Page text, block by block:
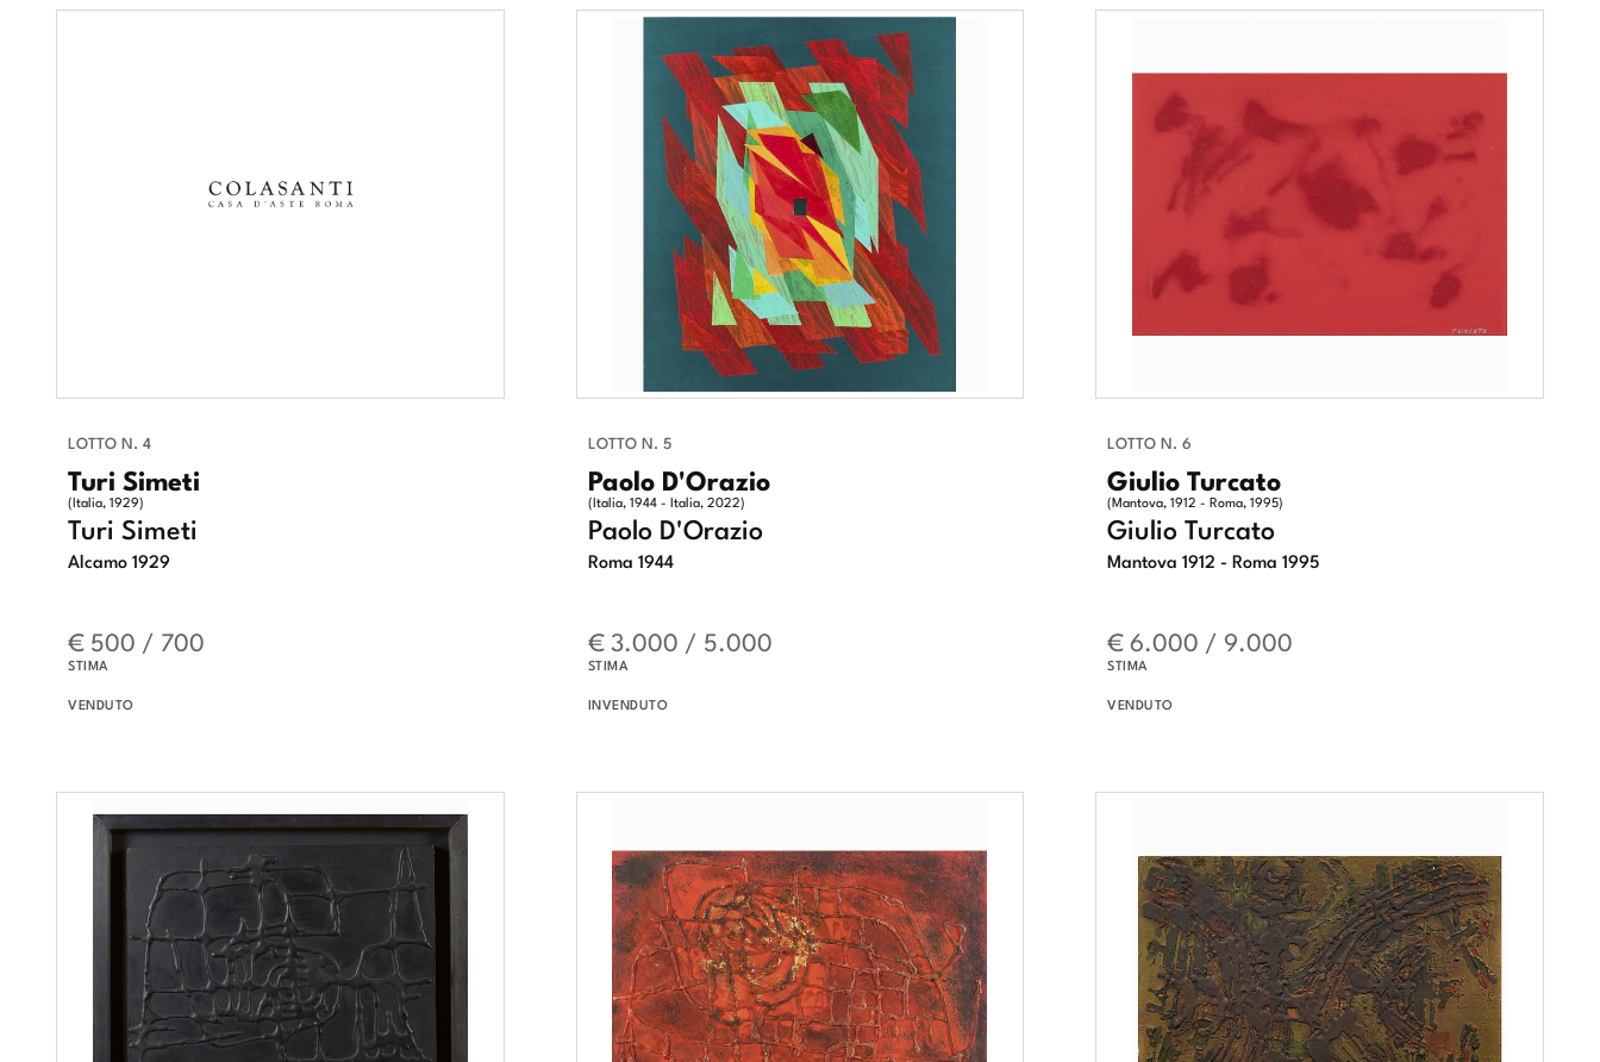
LOTTO N. 4
Turi Simeti
(Italia, 1929)
Turi Simeti
Alcamo 1929
€ 500 / 700
STIMA
VENDUTO
LOTTO N. 5
Paolo D'Orazio
(Italia, 1944 - Italia, 2022)
Paolo D'Orazio
Roma 1944
€ 3.000 / 5.000
STIMA
INVENDUTO
LOTTO N. 6
Giulio Turcato
(Mantova, 1912 - Roma, 1995)
Giulio Turcato
Mantova 1912 - Roma 1995
€ 6.000 / 9.000
STIMA
VENDUTO